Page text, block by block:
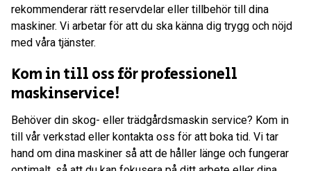
rekommenderar rätt reservdelar eller tillbehör till dina
maskiner. Vi arbetar för att du ska känna dig trygg och nöjd
med våra tjänster.
Kom in till oss för professionell
maskinservice!
Behöver din skog- eller trädgårdsmaskin service? Kom in
till vår verkstad eller kontakta oss för att boka tid. Vi tar
hand om dina maskiner så att de håller länge och fungerar